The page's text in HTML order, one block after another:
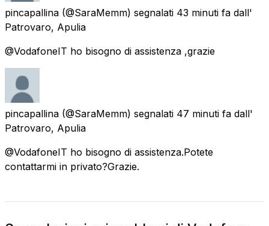
pincapallina (@SaraMemm) segnalati 43 minuti fa dall'
Patrovaro, Apulia
@VodafoneIT ho bisogno di assistenza ,grazie
pincapallina (@SaraMemm) segnalati 47 minuti fa dall'
Patrovaro, Apulia
@VodafoneIT ho bisogno di assistenza.Potete
contattarmi in privato?Grazie.